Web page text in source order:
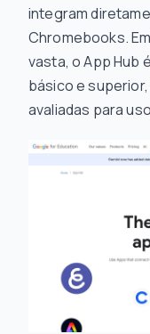
integram
Chromebooks.
vasta, o App Hub
básico e
avaliadas para